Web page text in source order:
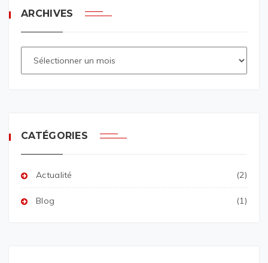
ARCHIVES
CATÉGORIES
Actualité (2)
Blog (1)